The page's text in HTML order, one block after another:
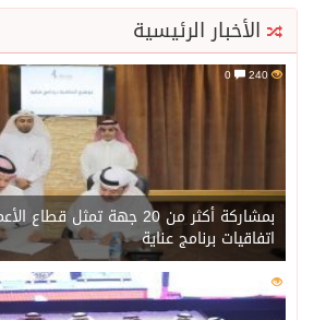
الأخبار الرئيسية
240
بمشاركة أكثر من 20 جهة تمثل
اتفاقيات برنامج عناية
221